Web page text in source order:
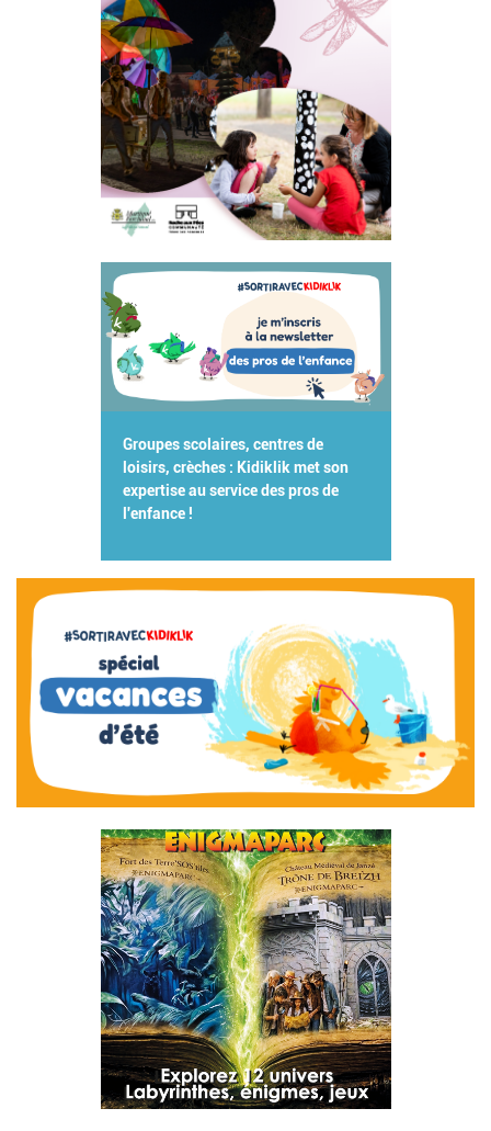
Groupes scolaires, centres de
loisirs, crèches : Kidiklik met son
expertise au service des pros de
l'enfance !